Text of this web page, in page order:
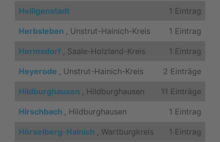
1 Eintrag
Heiligenstadt
1 Eintrag
Herbsleben , Unstrut-Hainich-Kreis
1 Eintrag
Hermsdorf , Saale-Holzland-Kreis
2 Einträge
Heyerode , Unstrut-Hainich-Kreis
11 Einträge
Hildburghausen , Hildburghausen
1 Eintrag
Hirschbach , Hildburghausen
1 Eintrag
Hörselberg-Hainich , Wartburgkreis